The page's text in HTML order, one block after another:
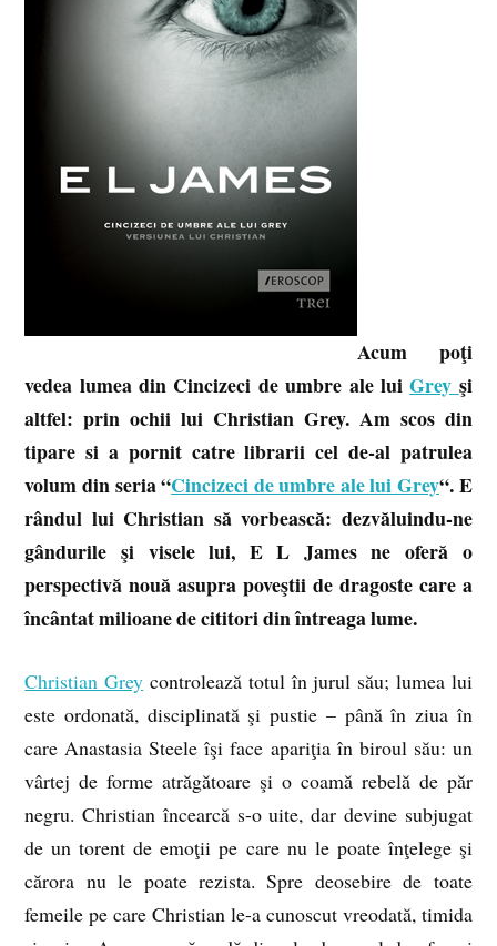
Acum poţi
vedea lumea din Cincizeci de umbre ale luiGrey şi
altfel: prin ochii lui Christian Grey. Am scos din
tipare si a pornit catre librarii cel de-al patrulea
volum din seria “Cincizeci de umbre ale lui Grey“. E
rândul lui Christian să vorbească: dezvăluindu-ne
gândurile şi visele lui, E L James ne oferă o
perspectivă nouă asupra poveştii de dragoste care a
încântat milioane de cititori din întreaga lume.
Christian Grey controlează totul în jurul său; lumea lui
este ordonată, disciplinată şi pustie – până în ziua în
care Anastasia Steele îşi face apariţia în biroul său: un
vârtej de forme atrăgătoare şi o coamă rebelă de păr
negru. Christian încearcă s-o uite, dar devine subjugat
de un torent de emoţii pe care nu le poate înţelege şi
cărora nu le poate rezista. Spre deosebire de toate
femeile pe care Christian le-a cunoscut vreodată, timida